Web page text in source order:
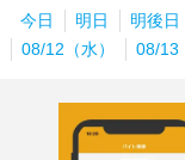
今日 明日 明後日
08/12（水）
08/13